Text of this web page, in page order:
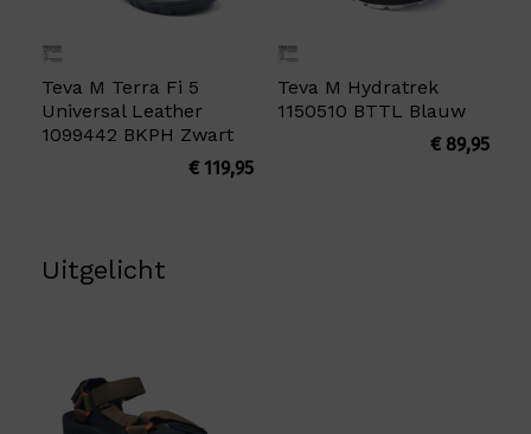
Teva M Terra Fi 5
Universal Leather
1099442 BKPH Zwart
€119,95
Teva M Hydratrek
1150510 BTTL Blauw
€89,95
Uitgelicht